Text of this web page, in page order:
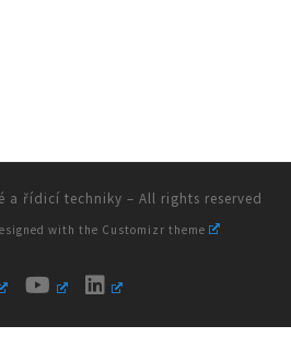
a řídicí techniky – All rights reserved
with the Customizr theme